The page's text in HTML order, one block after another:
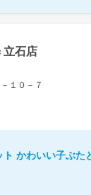
立石店
１０－７
ト かわいい子ぶた